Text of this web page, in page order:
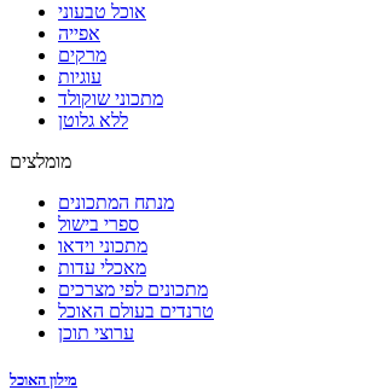
אוכל טבעוני
אפייה
מרקים
עוגיות
מתכוני שוקולד
ללא גלוטן
מומלצים
מנתח המתכונים
ספרי בישול
מתכוני וידאו
מאכלי עדות
מתכונים לפי מצרכים
טרנדים בעולם האוכל
ערוצי תוכן
מילון האוכל